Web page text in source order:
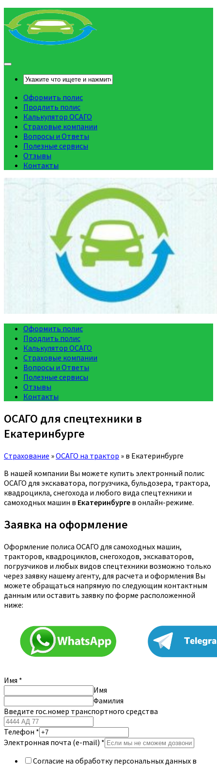
Оформить полис
Продлить полис
Калькулятор ОСАГО
Страховые компании
Вопросы и Ответы
Полезные сервисы
Отзывы
Контакты
Оформить полис
Продлить полис
Калькулятор ОСАГО
Страховые компании
Вопросы и Ответы
Полезные сервисы
Отзывы
Контакты
ОСАГО для спецтехники в
Екатеринбурге
Страхование »ОСАГО на трактор » в Екатеринбурге
В нашей компании Вы можете купить электронный полис
ОСАГО для экскаватора, погрузчика, бульдозера, трактора,
квадроцикла, снегохода и любого вида спецтехники и
самоходных машин в Екатеринбурге в онлайн-режиме.
Заявка на оформление
Оформление полиса ОСАГО для самоходных машин,
тракторов, квадроциклов, снегоходов, экскаваторов,
погрузчиков и любых видов спецтехники возможно только
через заявку нашему агенту, для расчета и оформления Вы
можете обращаться напрямую по следующим контактным
данным или оставить заявку по форме расположенной
ниже:
Имя *
Имя
Фамилия
Введите гос.номер транспортного средства
Телефон *
Электронная почта (e-mail) *
Согласие на обработку персональных данных в